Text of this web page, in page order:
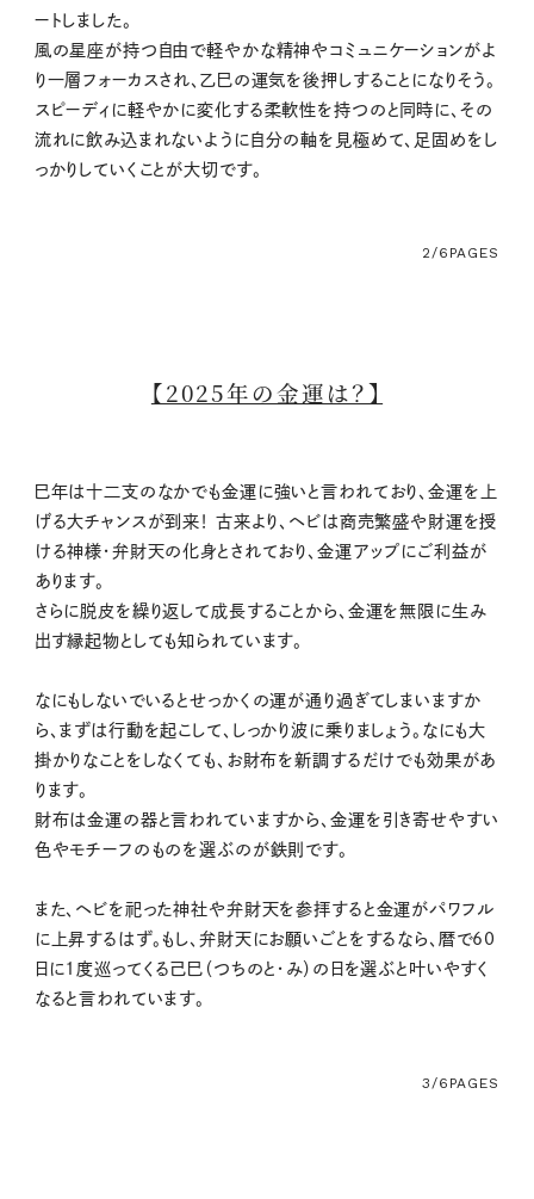
ートしました。
風の星座が持つ自由で軽やかな精神やコミュニケーションがよ
り一層フォーカスされ、乙巳の運気を後押しすることになりそう。
スピーディに軽やかに変化する柔軟性を持つのと同時に、その
流れに飲み込まれないように自分の軸を見極めて、足固めをし
っかりしていくことが大切です。
2/6 PAGES
【2025年の金運は？】
巳年は十二支のなかでも金運に強いと言われており、金運を上
げる大チャンスが到来！ 古来より、ヘビは商売繁盛や財運を授
ける神様・弁財天の化身とされており、金運アップにご利益が
あります。
さらに脱皮を繰り返して成長することから、金運を無限に生み
出す縁起物としても知られています。
なにもしないでいるとせっかくの運が通り過ぎてしまいますか
ら、まずは行動を起こして、しっかり波に乗りましょう。なにも大
掛かりなことをしなくても、お財布を新調するだけでも効果があ
ります。
財布は金運の器と言われていますから、金運を引き寄せやすい
色やモチーフのものを選ぶのが鉄則です。
また、ヘビを祀った神社や弁財天を参拝すると金運がパワフル
に上昇するはず。もし、弁財天にお願いごとをするなら、暦で60
日に1度巡ってくる己巳（つちのと・み）の日を選ぶと叶いやすく
なると言われています。
3/6 PAGES